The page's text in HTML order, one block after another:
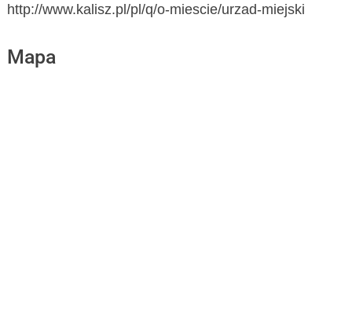
http://www.kalisz.pl/pl/q/o-miescie/urzad-miejski
Mapa